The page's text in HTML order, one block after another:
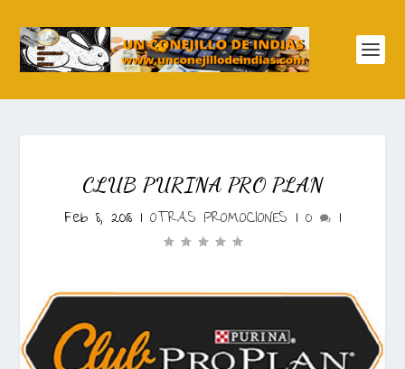
CLUB PURINA PRO PLAN
Feb 8, 2018| OTRAS PROMOCIONES | 0 |